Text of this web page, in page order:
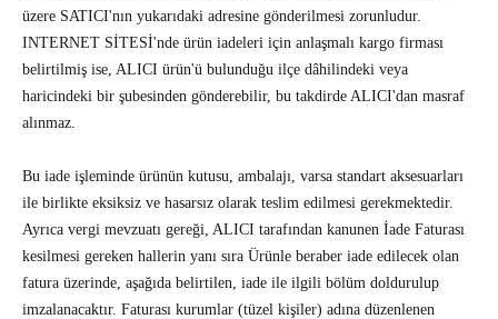
üzere SATICI'nın yukarıdaki adresine gönderilmesi zorunludur.
INTERNET SİTESİ'nde ürün iadeleri için anlaşmalı kargo firması
belirtilmiş ise, ALICI ürün'ü bulunduğu ilçe dâhilindeki veya
haricindeki bir şubesinden gönderebilir, bu takdirde ALICI'dan masraf
alınmaz.
Bu iade işleminde ürünün kutusu, ambalajı, varsa standart aksesuarları
ile birlikte eksiksiz ve hasarsız olarak teslim edilmesi gerekmektedir.
Ayrıca vergi mevzuatı gereği, ALICI tarafından kanunen İade Faturası
kesilmesi gereken hallerin yanı sıra Ürünle beraber iade edilecek olan
fatura üzerinde, aşağıda belirtilen, iade ile ilgili bölüm doldurulup
imzalanacaktır. Faturası kurumlar (tüzel kişiler) adına düzenlenen